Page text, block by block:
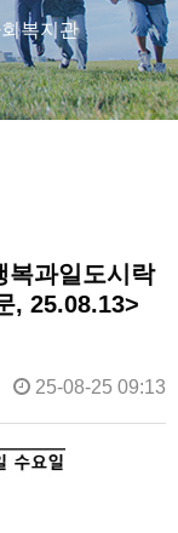
복지관
복과일도시락
, 25.08.13>
25-08-25 09:13